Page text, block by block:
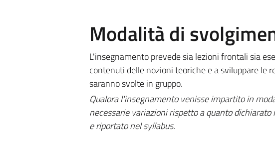
Modalità di
L'insegnamento prevede sia lezioni frontali sia
contenuti delle nozioni teoriche e a sviluppare le
saranno svolte in gruppo.
Qualora l'insegnamento venisse impartito in
necessarie variazioni rispetto a quanto
e riportato nel syllabus.